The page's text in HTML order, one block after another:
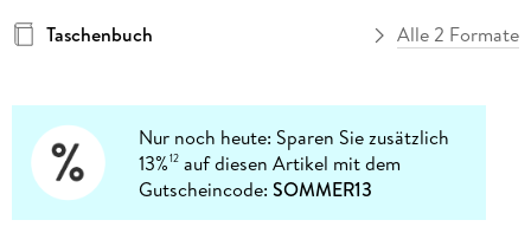
Taschenbuch
Alle 2 Formate
Nur noch heute: Sparen Sie zusätzlich
13%12 auf diesen Artikel mit dem
Gutscheincode:SOMMER13